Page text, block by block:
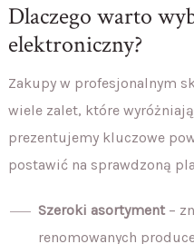
Dlaczego warto
elektroniczny?
Zakupy w profesjonalnym
wiele zalet, które
prezentujemy kluczowe
postawić na sprawdzoną
Szeroki asortyment–
renomowanych